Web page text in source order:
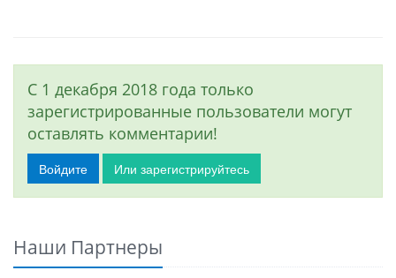
С 1 декабря 2018 года только
зарегистрированные пользователи могут
оставлять комментарии!
Войдите Или зарегистрируйтесь
Наши Партнеры